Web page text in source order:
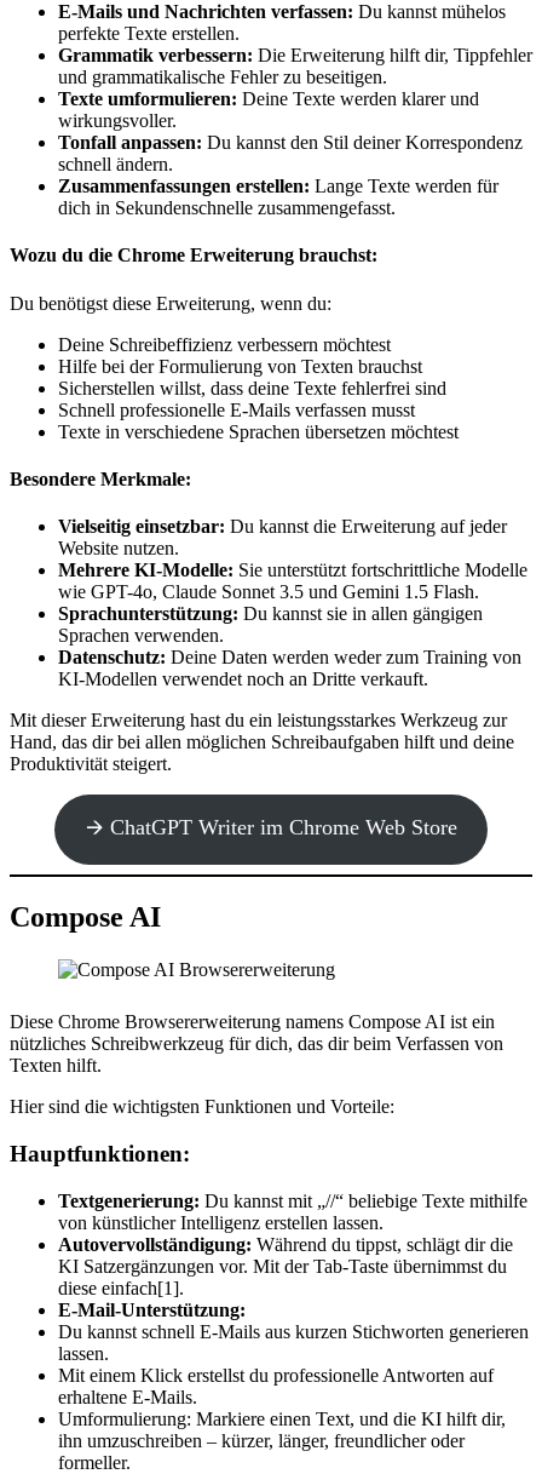
E-Mails und Nachrichten verfassen: Du kannst mühelos
perfekte Texte erstellen.
Grammatik verbessern: Die Erweiterung hilft dir, Tippfehler
und grammatikalische Fehler zu beseitigen.
Texte umformulieren: Deine Texte werden klarer und
wirkungsvoller.
Tonfall anpassen: Du kannst den Stil deiner Korrespondenz
schnell ändern.
Zusammenfassungen erstellen: Lange Texte werden für
dich in Sekundenschnelle zusammengefasst.
Wozu du die Chrome Erweiterung brauchst:
Du benötigst diese Erweiterung, wenn du:
Deine Schreibeffizienz verbessern möchtest
Hilfe bei der Formulierung von Texten brauchst
Sicherstellen willst, dass deine Texte fehlerfrei sind
Schnell professionelle E-Mails verfassen musst
Texte in verschiedene Sprachen übersetzen möchtest
Besondere Merkmale:
Vielseitig einsetzbar: Du kannst die Erweiterung auf jeder
Website nutzen.
Mehrere KI-Modelle: Sie unterstützt fortschrittliche Modelle
wie GPT-4o, Claude Sonnet 3.5 und Gemini 1.5 Flash.
Sprachunterstützung: Du kannst sie in allen gängigen
Sprachen verwenden.
Datenschutz: Deine Daten werden weder zum Training von
KI-Modellen verwendet noch an Dritte verkauft.
Mit dieser Erweiterung hast du ein leistungsstarkes Werkzeug zur
Hand, das dir bei allen möglichen Schreibaufgaben hilft und deine
Produktivität steigert.
🡪 ChatGPT Writer im Chrome Web Store
Compose AI
Diese Chrome Browsererweiterung namens Compose AI ist ein
nützliches Schreibwerkzeug für dich, das dir beim Verfassen von
Texten hilft.
Hier sind die wichtigsten Funktionen und Vorteile:
Hauptfunktionen:
Textgenerierung: Du kannst mit „//“ beliebige Texte mithilfe
von künstlicher Intelligenz erstellen lassen.
Autovervollständigung: Während du tippst, schlägt dir die
KI Satzergänzungen vor. Mit der Tab-Taste übernimmst du
diese einfach[1].
E-Mail-Unterstützung:
Du kannst schnell E-Mails aus kurzen Stichworten generieren
lassen.
Mit einem Klick erstellst du professionelle Antworten auf
erhaltene E-Mails.
Umformulierung: Markiere einen Text, und die KI hilft dir,
ihn umzuschreiben – kürzer, länger, freundlicher oder
formeller.